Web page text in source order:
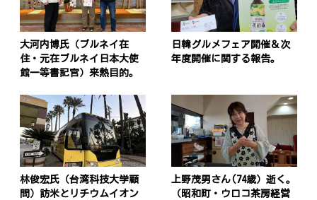
大河内博氏（ブルネイ在
住・元在ブルネイ日本大使
館一等書記官）来熱目的。
日韓グルメフェア開催＆次
年度開催に関する報告。
林俊宏氏（台湾科技大学顧
問）訪米とリチウムイオン
上野茂男さん(74歳）逝く。
（昭和町・ウロコ茶房経営